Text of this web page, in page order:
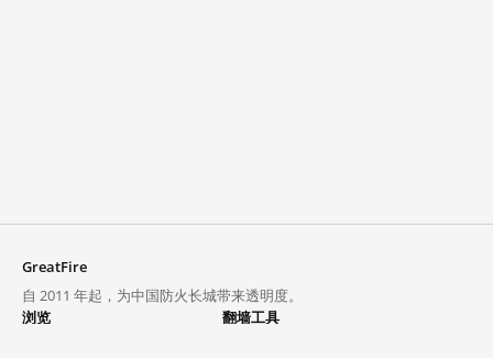
GreatFire
自 2011 年起，为中国防火长城带来透明度。
浏览
翻墙工具